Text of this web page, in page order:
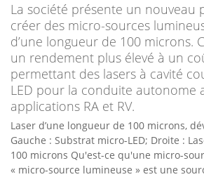
La société présente un nouveau
créer des micro-sources
d’une longueur de 100 microns.
un rendement plus élevé à un
permettant des lasers à cavité
LED pour la conduite autonome
applications RA et RV.
Laser d’une longueur de 100 microns,
Gauche : Substrat micro-LED; Droite :
100 microns Qu'est-ce qu'une micro-
« micro-source lumineuse » est une